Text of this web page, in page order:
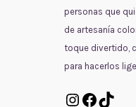
personas que
de artesanía
toque divertido,
para hacerlos
Instagram